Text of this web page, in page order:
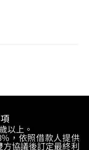
以上。
，依照借款人提供
協議後訂定最終利